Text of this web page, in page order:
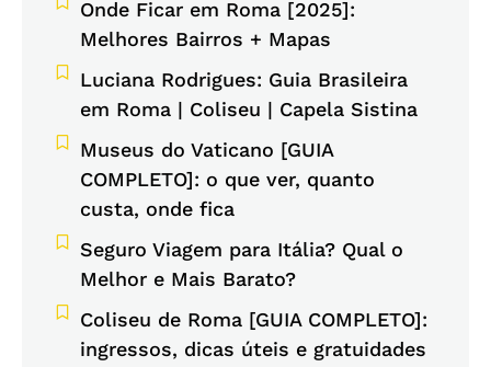
Onde Ficar em Roma [2025]:
Melhores Bairros + Mapas
Luciana Rodrigues: Guia Brasileira
em Roma | Coliseu | Capela Sistina
Museus do Vaticano [GUIA
COMPLETO]: o que ver, quanto
custa, onde fica
Seguro Viagem para Itália? Qual o
Melhor e Mais Barato?
Coliseu de Roma [GUIA COMPLETO]:
ingressos, dicas úteis e gratuidades